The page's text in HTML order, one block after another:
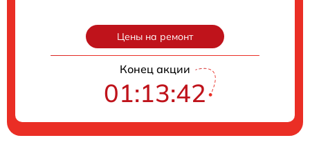
Цены на ремонт
Конец акции
01:13:41